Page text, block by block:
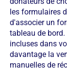
les formulaires
d'associer un
tableau de
incluses dans
davantage la
manuelles de